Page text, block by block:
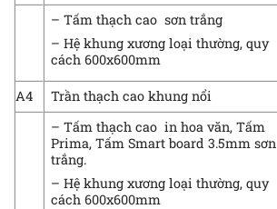
– Tấm thạch cao sơn trắng
– Hệ khung xương loại thường, quy
cách 600x600mm
A4 Trần thạch cao khung nổi
– Tấm thạch cao in hoa văn, Tấm
Prima, Tấm Smart board 3.5mm sơn
trắng.
– Hệ khung xương loại thường, quy
cách 600x600mm